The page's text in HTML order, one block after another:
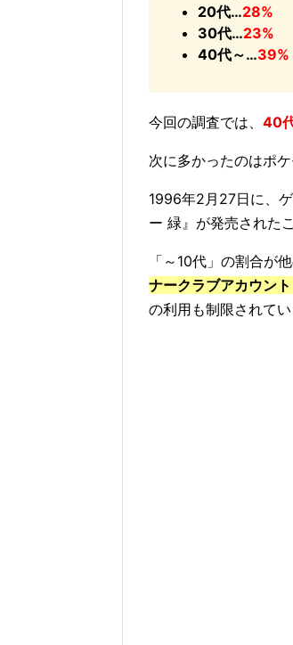
20代…28%
30代…23%
40代～…39%
今回の調査では、 40
次に多かったのはポ
1996年2月27日に、
ー 緑』が発売された
「～10代」の割合が
ナークラブアカウン
の利用も制限されてい